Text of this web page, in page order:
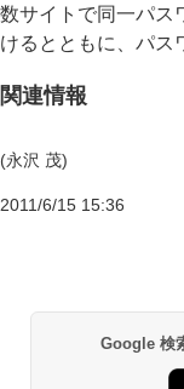
数サイトで同一パス
けるとともに、パス
関連情報
(永沢 茂)
2011/6/15 15:36
Google 検